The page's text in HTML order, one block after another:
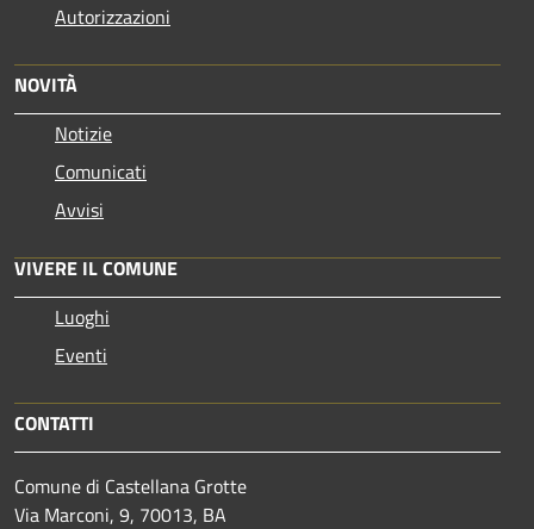
Autorizzazioni
NOVITÀ
Notizie
Comunicati
Avvisi
VIVERE IL COMUNE
Luoghi
Eventi
CONTATTI
Comune di Castellana Grotte
Via Marconi, 9, 70013, BA